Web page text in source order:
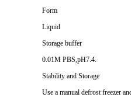
Form
Liquid
Storage buffer
0.01M PBS,pH7.4.
Stability and Storage
Use a manual defrost freezer